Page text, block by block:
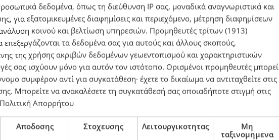
οι προκλήσεις
δεδομένα, όπως τη διεύθυνση IP σας, μοναδικά αναγνωριστικά και
για εξατομικευμένες διαφημίσεις και περιεχόμενο, μέτρηση διαφημίσεων
κοινού και βελτίωση υπηρεσιών. Προμηθευτές τρίτων (1913)
επεξεργάζονται τα δεδομένα σας για αυτούς και άλλους σκοπούς,
της χρήσης ακριβών δεδομένων γεωεντοπισμού και χαρακτηριστικών
σας ισχύουν μόνο για αυτόν τον ιστότοπο. Ορισμένοι προμηθευτές μπορεί
συμφέρον αντί για συγκατάθεση· έχετε το δικαίωμα να αντιταχθείτε στις
. Μπορείτε να ανακαλέσετε τη συγκατάθεσή σας οποιαδήποτε στιγμή στις
Πολιτική Απορρήτου
Αποδοσης Στοχευσης Λειτουργικοτητας
Μη
ταξινομημενα